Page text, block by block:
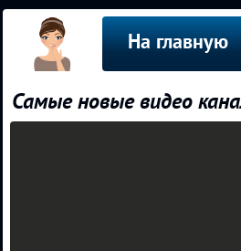
На главную
Самые новые видео